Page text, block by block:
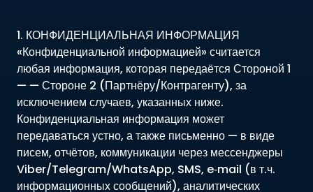
1. КОНФИДЕНЦИАЛЬНАЯ ИНФОРМАЦИЯ
«Конфиденциальной информацией» считается
любая информация, которая передаётся Стороной 1
— — Стороне 2 (Партнёру/Контрагенту), за
исключением случаев, указанных ниже.
Конфиденциальная информация может
передаваться устно, а также письменно — в виде
писем, отчётов, коммуникации через мессенджеры
Viber/Telegram/WhatsApp, SMS, e‑mail (в т.ч.
информационных сообщений), аналитических